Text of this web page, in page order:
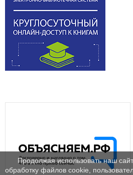
Продолжая использовать наш
обработку файлов cookie,